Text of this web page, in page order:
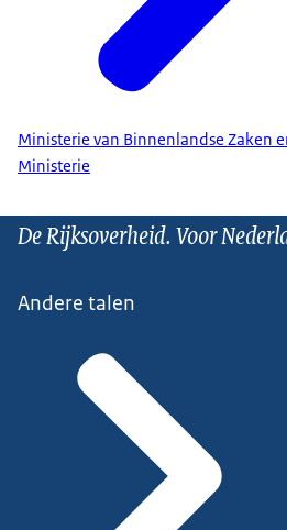
Ministerie van Binnenlandse Zaken
Ministerie
De Rijksoverheid. Voor
Andere talen